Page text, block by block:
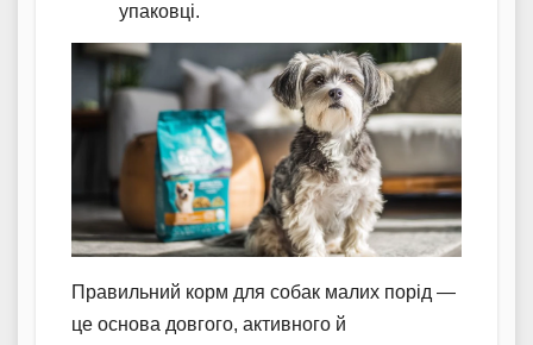
упаковці.
Правильний корм для собак малих порід —
це основа довгого, активного й